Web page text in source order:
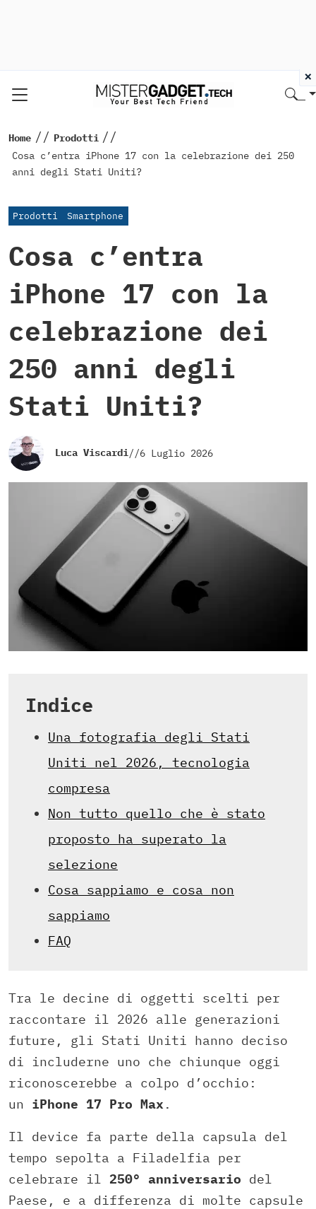
Home // Prodotti //
Cosa c’entra iPhone 17 con la celebrazione dei 250
anni degli Stati Uniti?
Prodotti Smartphone
Cosa c’entra
iPhone 17 con la
celebrazione dei
250 anni degli
Stati Uniti?
Luca Viscardi//6 Luglio 2026
Indice
Una fotografia degli Stati
Uniti nel 2026, tecnologia
compresa
Non tutto quello che è stato
proposto ha superato la
selezione
Cosa sappiamo e cosa non
sappiamo
FAQ
Tra le decine di oggetti scelti per
raccontare il 2026 alle generazioni
future, gli Stati Uniti hanno deciso
di includerne uno che chiunque oggi
riconoscerebbe a colpo d’occhio:
un iPhone 17 Pro Max .
Il device fa parte della capsula del
tempo sepolta a Filadelfia per
celebrare il 250° anniversario del
Paese, e a differenza di molte capsule
×